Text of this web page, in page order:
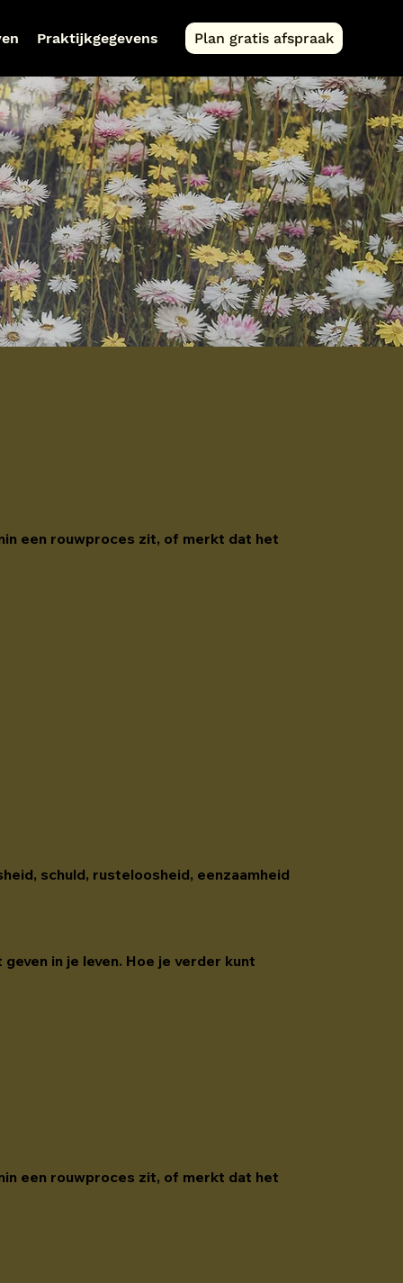
Praktijkgegevens Plan gratis afspraak
een rouwproces zit, of merkt dat het
schuld, rusteloosheid, eenzaamheid
in je leven. Hoe je verder kunt
een rouwproces zit, of merkt dat het